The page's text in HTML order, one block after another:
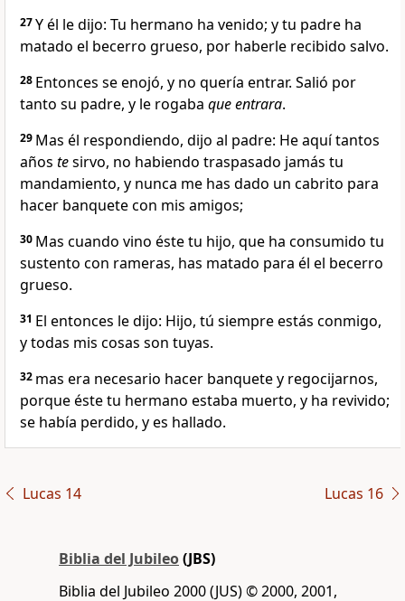
27Y él le dijo: Tu hermano ha venido; y tu padre ha
matado el becerro grueso, por haberle recibido salvo.
28 Entonces se enojó, y no quería entrar. Salió por
tanto su padre, y le rogaba que entrara.
29 Mas él respondiendo, dijo al padre: He aquí tantos
años tesirvo, no habiendo traspasado jamás tu
mandamiento, y nunca me has dado un cabrito para
hacer banquete con mis amigos;
30 Mas cuando vino éste tu hijo, que ha consumido tu
sustento con rameras, has matado para él el becerro
grueso.
31 El entonces le dijo: Hijo, tú siempre estás conmigo,
y todas mis cosas son tuyas.
32 mas era necesario hacer banquete y regocijarnos,
porque éste tu hermano estaba muerto, y ha revivido;
se había perdido, y es hallado.
Lucas 14 Lucas 16
Biblia del Jubileo(JBS)
Biblia del Jubileo 2000 (JUS) © 2000, 2001,